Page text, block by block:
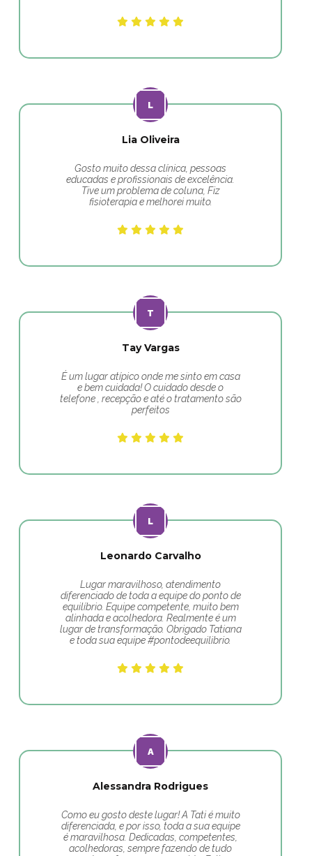
Lia Oliveira
Gosto muito dessa clínica, pessoas
educadas e profissionais de excelência.
Tive um problema de coluna, Fiz
fisioterapia e melhorei muito.
Tay Vargas
É um lugar atípico onde me sinto em casa
e bem cuidada! O cuidado desde o
telefone , recepção e até o tratamento são
perfeitos
Leonardo Carvalho
Lugar maravilhoso, atendimento
diferenciado de toda a equipe do ponto de
equilíbrio. Equipe competente, muito bem
alinhada e acolhedora. Realmente é um
lugar de transformação. Obrigado Tatiana
e toda sua equipe #pontodeequilibrio.
Alessandra Rodrigues
Como eu gosto deste lugar! A Tati é muito
diferenciada, e por isso, toda a sua equipe
é maravilhosa. Dedicadas, competentes,
acolhedoras, sempre fazendo de tudo